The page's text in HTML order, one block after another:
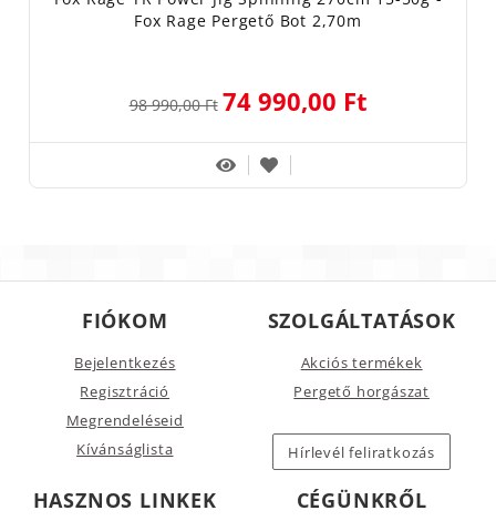
Fox Rage Pergető Bot 2,70m
98 990,00 Ft 74 990,00 Ft
FIÓKOM
Bejelentkezés
Regisztráció
Megrendeléseid
Kívánságlista
SZOLGÁLTATÁSOK
Akciós termékek
Pergető horgászat
Hírlevél feliratkozás
HASZNOS LINKEK CÉGÜNKRŐL